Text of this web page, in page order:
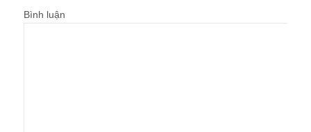
Bình luận